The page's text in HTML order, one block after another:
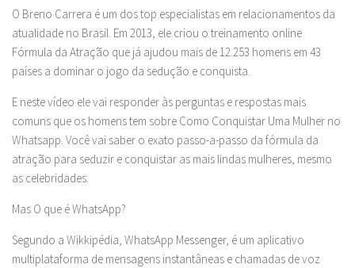
O Breno Carrera é um dos top especialistas em relacionamentos da
atualidade no Brasil. Em 2013, ele criou o treinamento online
Fórmula da Atração que já ajudou mais de 12.253 homens em 43
países a dominar o jogo da sedução e conquista.
E neste vídeo ele vai responder às perguntas e respostas mais
comuns que os homens tem sobre Como Conquistar Uma Mulher no
Whatsapp. Você vai saber o exato passo-a-passo da fórmula da
atração para seduzir e conquistar as mais lindas mulheres, mesmo
as celebridades.
Mas O que é WhatsApp?
Segundo a Wikkipédia, WhatsApp Messenger, é um aplicativo
multiplataforma de mensagens instantâneas e chamadas de voz